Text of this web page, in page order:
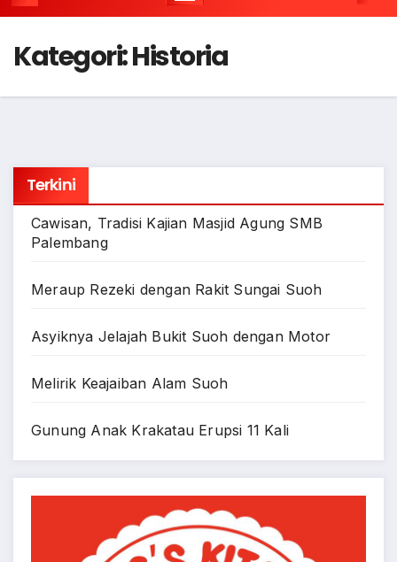
Kategori:Historia
Terkini
Cawisan, Tradisi Kajian Masjid Agung SMB
Palembang
Meraup Rezeki dengan Rakit Sungai Suoh
Asyiknya Jelajah Bukit Suoh dengan Motor
Melirik Keajaiban Alam Suoh
Gunung Anak Krakatau Erupsi 11 Kali